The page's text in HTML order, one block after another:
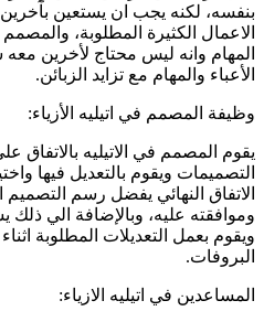
بنفسه، لكنه يجب ان يستعين
الاعمال الكثيرة المطلوبة،
المهام وانه ليس محتاج لأخرين
الأعباء والمهام مع تزايد الزبائن.
وظيفة المصمم في اتيليه الأزياء:
يقوم المصمم في الاتيليه بالاتفاق
التصميمات ويقوم بالتعديل فيها
الاتفاق النهائي يفضل رسم
وموافقته عليه، وبالإضافة الي
ويقوم بعمل التعديلات المطلوبة
البروفات.
المساعدين في اتيليه الازياء: